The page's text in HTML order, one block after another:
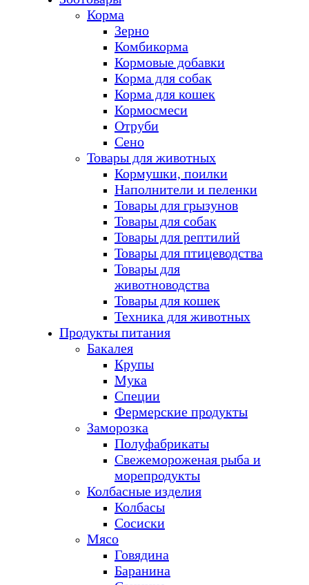
Корма
Зерно
Комбикорма
Кормовые добавки
Корма для собак
Корма для кошек
Кормосмеси
Отруби
Сено
Товары для животных
Кормушки, поилки
Наполнители и пеленки
Товары для грызунов
Товары для собак
Товары для рептилий
Товары для птицеводства
Товары для
животноводства
Товары для кошек
Техника для животных
Продукты питания
Бакалея
Крупы
Мука
Специи
Фермерские продукты
Заморозка
Полуфабрикаты
Свежемороженая рыба и
морепродукты
Колбасные изделия
Колбасы
Сосиски
Мясо
Говядина
Баранина